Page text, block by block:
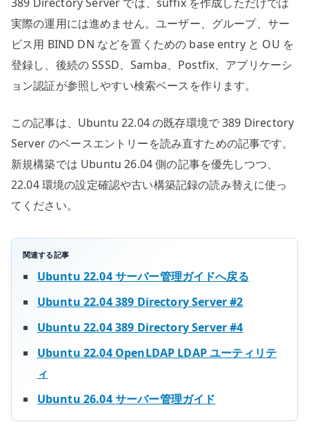
実際の運用には進めません。ユーザー、グループ、サー
ビス用 BIND DN などを置くための base entry と OU を
登録し、後続の SSSD、Samba、Postfix、アプリケーシ
ョン認証が参照しやすい検索ベースを作ります。
この記事は、Ubuntu 22.04 の既存環境で 389 Directory
Server のベースエントリーを読み直すための記事です。
新規構築では Ubuntu 26.04 側の記事を優先しつつ、
22.04 環境の設定確認や古い構築記録の読み替えに使っ
てください。
関連する記事
Ubuntu 22.04 サーバー管理ガイドへ戻る
Ubuntu 22.04 389 Directory Server #2
Ubuntu 22.04 389 Directory Server #4
Ubuntu 22.04 OpenLDAP LDAP ユーティリテ
ィ
Ubuntu 26.04 サーバー管理ガイド